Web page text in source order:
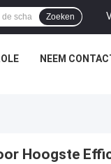
Zoeken
NEEM
Hoogste